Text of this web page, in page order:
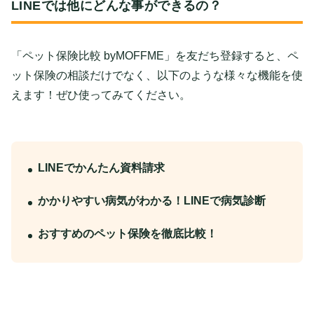
LINEでは他にどんな事ができるの？
「ペット保険比較 byMOFFME」を友だち登録すると、ペ
ット保険の相談だけでなく、以下のような様々な機能を使
えます！ぜひ使ってみてください。
LINEでかんたん資料請求
かかりやすい病気がわかる！LINEで病気診断
おすすめのペット保険を徹底比較！